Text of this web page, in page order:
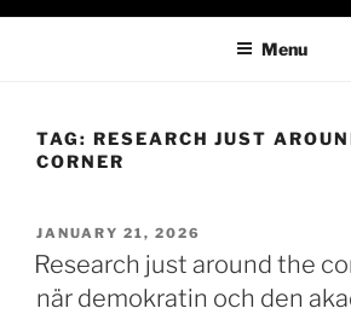
Menu
TAG: RESEARCH JUST
CORNER
POSTED
ON
JANUARY 21, 2026
Research just around the
när demokratin och den